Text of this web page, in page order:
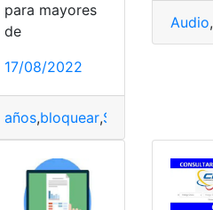
para mayores
de
17/08/2022
años,bloquear,Sitios
Audio,